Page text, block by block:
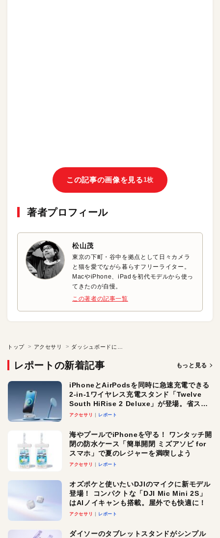
この記事の画像を見る 1枚
著者プロフィール
松山茂
東京の下町・谷中を拠点として日々カメラ
と猫を愛でながら暮らすフリーライター。
MacやiPhone、iPadを初代モデルから使っ
てきたのが自慢。
この著者の記事一覧
トップ アクセサリ
レポートの新着記事 もっと見る
iPhoneとAirPodsを同時に急速充電できる
2-in-1ワイヤレス充電スタンド「Twelve
South HiRise 2 Deluxe」が登場。省スペ
ースでおしゃれに充電したい人にオスス
アクセサリ レポート
海やプールでiPhoneを守る！ ワンタッチ開
閉の防水ケース「簡単開閉 ミズアソビ for
スマホ」で夏のレジャーを満喫しよう
アクセサリ レポート
オズポケと使いたいDJIのマイクに新モデル
登場！ コンパクトな「DJI Mic Mini 2S」
はAIノイキャンも搭載。屋外でも快適に！
アクセサリ レポート
ダイソーのタブレットスタンドがシンプル